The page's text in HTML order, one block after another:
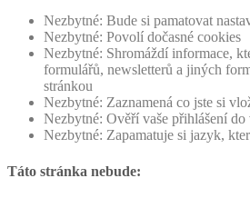
Nezbytné: Bude si pamatovat
Nezbytné: Povolí dočasné cookies
Nezbytné: Shromáždí informace,
formulářů, newsletterů a jiných
stránkou
Nezbytné: Zaznamená co jste si
Nezbytné: Ověří vaše přihlášení
Nezbytné: Zapamatuje si jazyk,
Táto stránka nebude: